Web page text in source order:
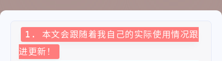
1. 本文会跟随着我自己的实际使用情况跟
进更新！